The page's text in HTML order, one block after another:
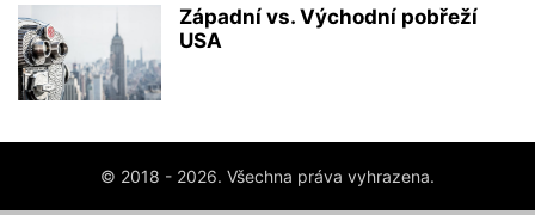
Západní vs. Východní pobřeží
USA
© 2018 - 2026. Všechna práva vyhrazena.